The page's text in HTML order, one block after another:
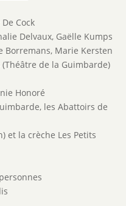
Cock
Delvaux, Gaëlle Kumps
Borremans, Marie Kersten
de la Guimbarde)
Honoré
les Abattoirs de
et la crèche Les Petits